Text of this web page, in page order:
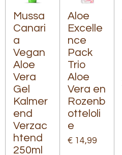
Mussa
Canari
a
Vegan
Aloe
Vera
Gel
Kalmer
end
Verzac
htend
250ml
Aloe
Excelle
nce
Pack
Trio
Aloe
Vera en
Rozenb
otteloli
e
€ 14,99